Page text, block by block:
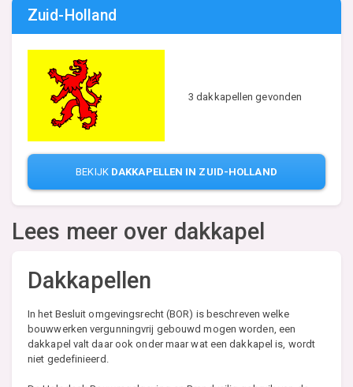
Zuid-Holland
3 dakkapellen gevonden
BEKIJK DAKKAPELLEN IN ZUID-HOLLAND
Lees meer over dakkapel
Dakkapellen
In het Besluit omgevingsrecht (BOR) is beschreven welke
bouwwerken vergunningvrij gebouwd mogen worden, een
dakkapel valt daar ook onder maar wat een dakkapel is, wordt
niet gedefinieerd.